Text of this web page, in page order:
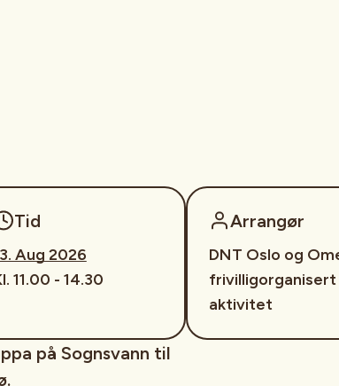
Tid
Aug 2026
11.00 - 14.30
Arrangør
DNT Oslo og
frivilligorganisert
aktivitet
på Sognsvann til